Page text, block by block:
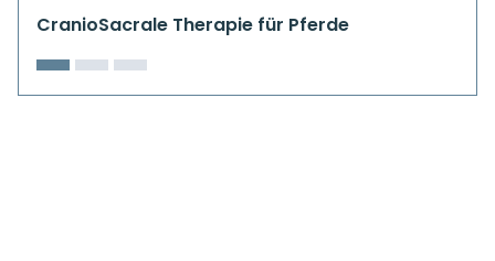
CranioSacrale Therapie für Pferde
Kursorte mit Kursangeboten